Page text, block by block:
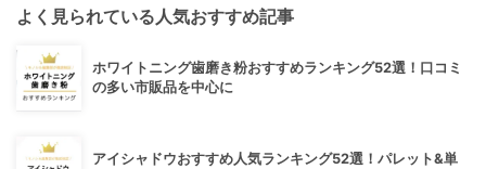
よく見られている人気おすすめ記事
ホワイトニング歯磨き粉おすすめランキング52選！口コミ
の多い市販品を中心に
アイシャドウおすすめ人気ランキング52選！パレット&単